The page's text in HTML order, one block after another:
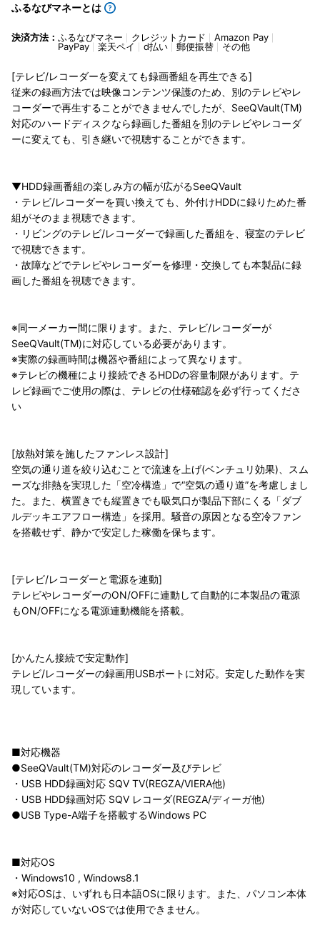
ふるなびマネーとは
決済方法： ふるなびマネー クレジットカード
Amazon Pay
PayPay
楽天ペイ d払い 郵便振替 その他
[テレビ/レコーダーを変えても録画番組を再生できる]
従来の録画方法では映像コンテンツ保護のため、別のテレビやレ
コーダーで再生することができませんでしたが、SeeQVault(TM)
対応のハードディスクなら録画した番組を別のテレビやレコーダ
ーに変えても、引き継いで視聴することができます。
▼HDD録画番組の楽しみ方の幅が広がるSeeQVault
・テレビ/レコーダーを買い換えても、外付けHDDに録りためた番
組がそのまま視聴できます。
・リビングのテレビ/レコーダーで録画した番組を、寝室のテレビ
で視聴できます。
・故障などでテレビやレコーダーを修理・交換しても本製品に録
画した番組を視聴できます。
※同一メーカー間に限ります。また、テレビ/レコーダーが
SeeQVault(TM)に対応している必要があります。
※実際の録画時間は機器や番組によって異なります。
※テレビの機種により接続できるHDDの容量制限があります。テ
レビ録画でご使用の際は、テレビの仕様確認を必ず行ってくださ
い
[放熱対策を施したファンレス設計]
空気の通り道を絞り込むことで流速を上げ(ベンチュリ効果)、スム
ーズな排熱を実現した「空冷構造」で“空気の通り道”を考慮しまし
た。また、横置きでも縦置きでも吸気口が製品下部にくる「ダブ
ルデッキエアフロー構造」を採用。騒音の原因となる空冷ファン
を搭載せず、静かで安定した稼働を保ちます。
[テレビ/レコーダーと電源を連動]
テレビやレコーダーのON/OFFに連動して自動的に本製品の電源
もON/OFFになる電源連動機能を搭載。
[かんたん接続で安定動作]
テレビ/レコーダーの録画用USBポートに対応。安定した動作を実
現しています。
■対応機器
●SeeQVault(TM)対応のレコーダー及びテレビ
・USB HDD録画対応 SQV TV(REGZA/VIERA他)
・USB HDD録画対応 SQV レコーダ(REGZA/ディーガ他)
●USB Type-A端子を搭載するWindows PC
■対応OS
・Windows10 , Windows8.1
※対応OSは、いずれも日本語OSに限ります。また、パソコン本体
が対応していないOSでは使用できません。